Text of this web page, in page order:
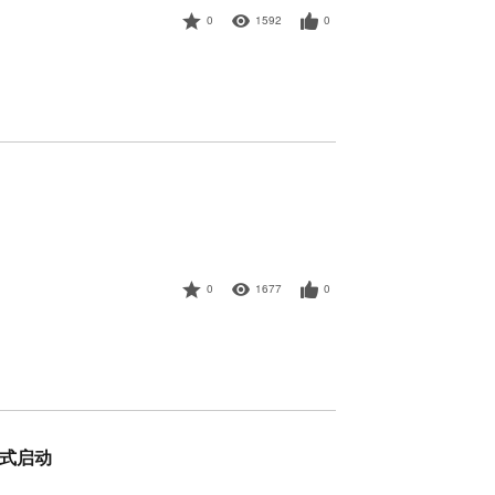
0 1592 0
0 1677 0
启动